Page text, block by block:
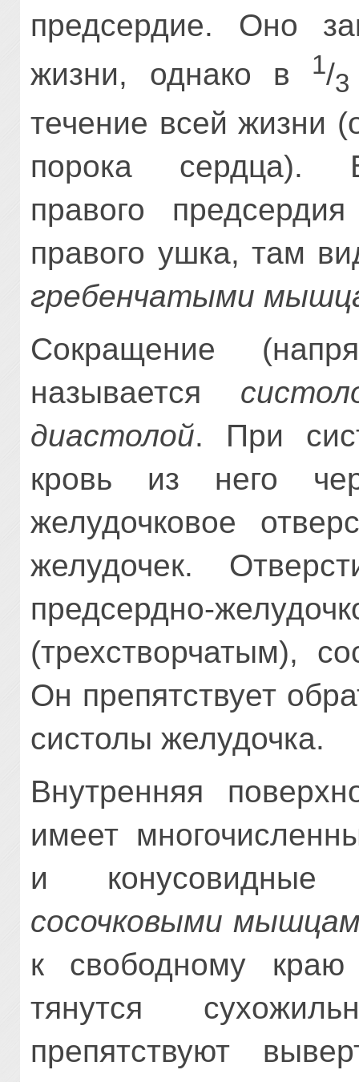
предсердие. Оно
жизни, однако в
1/3
течение всей жизни
порока сердца).
правого
правого ушка, там
гребенчатыми
Сокращение
называется
диастолой. При
кровь из него
желудочковое
желудочек.
предсердно-
(трехстворчатым),
Он препятствует
систолы желудочка.
Внутренняя
имеет
и конусовидные
сосочковыми
к свободному краю
тянутся
препятствуют